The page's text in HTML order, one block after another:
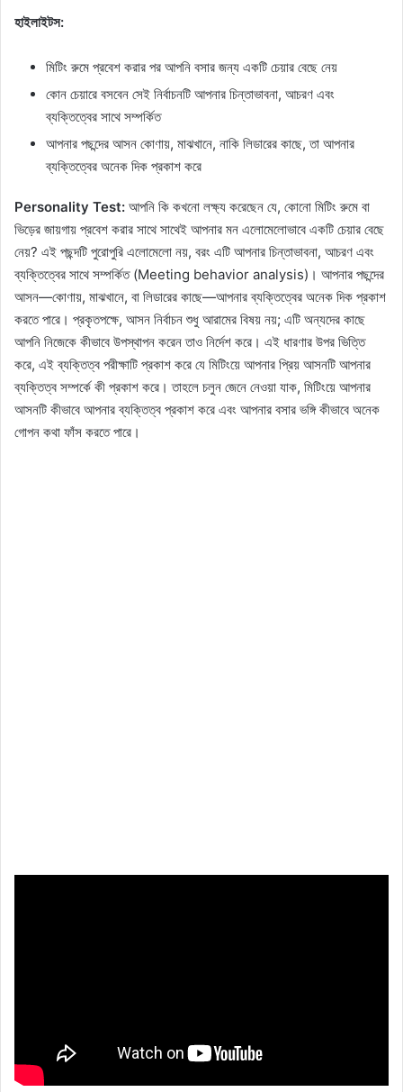
হাইলাইটস:
মিটিং রুমে প্রবেশ করার পর আপনি বসার জন্য একটি চেয়ার বেছে নেয়
কোন চেয়ারে বসবেন সেই নির্বাচনটি আপনার চিন্তাভাবনা, আচরণ এবং
ব্যক্তিত্বের সাথে সম্পর্কিত
আপনার পছন্দের আসন কোণায়, মাঝখানে, নাকি লিডারের কাছে, তা আপনার
ব্যক্তিত্বের অনেক দিক প্রকাশ করে
Personality Test: আপনি কি কখনো লক্ষ্য করেছেন যে, কোনো মিটিং রুমে বা
ভিড়ের জায়গায় প্রবেশ করার সাথে সাথেই আপনার মন এলোমেলোভাবে একটি চেয়ার বেছে
নেয়? এই পছন্দটি পুরোপুরি এলোমেলো নয়, বরং এটি আপনার চিন্তাভাবনা, আচরণ এবং
ব্যক্তিত্বের সাথে সম্পর্কিত (Meeting behavior analysis)। আপনার পছন্দের
আসন—কোণায়, মাঝখানে, বা লিডারের কাছে—আপনার ব্যক্তিত্বের অনেক দিক প্রকাশ
করতে পারে। প্রকৃতপক্ষে, আসন নির্বাচন শুধু আরামের বিষয় নয়; এটি অন্যদের কাছে
আপনি নিজেকে কীভাবে উপস্থাপন করেন তাও নির্দেশ করে। এই ধারণার উপর ভিত্তি
করে, এই ব্যক্তিত্ব পরীক্ষাটি প্রকাশ করে যে মিটিংয়ে আপনার প্রিয় আসনটি আপনার
ব্যক্তিত্ব সম্পর্কে কী প্রকাশ করে। তাহলে চলুন জেনে নেওয়া যাক, মিটিংয়ে আপনার
আসনটি কীভাবে আপনার ব্যক্তিত্ব প্রকাশ করে এবং আপনার বসার ভঙ্গি কীভাবে অনেক
গোপন কথা ফাঁস করতে পারে।